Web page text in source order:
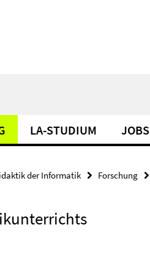
LA-STUDIUM JOBS
der Informatik Forschung